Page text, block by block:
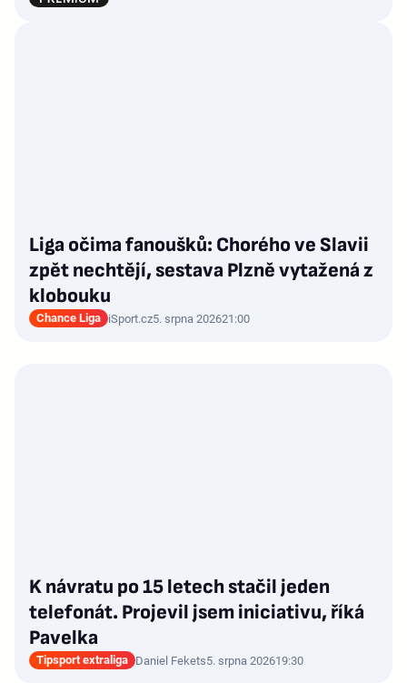
Liga očima fanoušků: Chorého ve Slavii
zpět nechtějí, sestava Plzně vytažená z
klobouku
Chance Liga iSport.cz5. srpna 202621:00
K návratu po 15 letech stačil jeden
telefonát. Projevil jsem iniciativu, říká
Pavelka
Tipsport extraliga Daniel Fekets5. srpna 202619:30